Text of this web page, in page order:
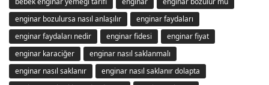
enginar bozulursa nasıl anlaşılır
enginar faydaları
enginar faydaları nedir
enginar fidesi
enginar fiyat
enginar karaciğer
enginar nasıl saklanmalı
enginar nasıl saklanır
enginar nasıl saklanır dolapta